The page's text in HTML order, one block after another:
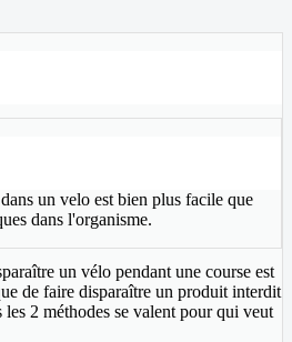
un velo est bien plus facile que
dans l'organisme.
un vélo pendant une course est
de faire disparaître un produit interdit
2 méthodes se valent pour qui veut